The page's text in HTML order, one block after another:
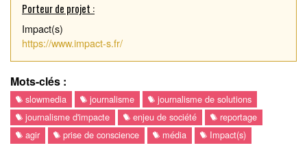
Porteur de projet :
Impact(s)
https://www.impact-s.fr/
Mots-clés :
slowmedia journalisme
journalisme de solutions
journalisme d'impacte
enjeu de société
reportage
agir
prise de conscience média Impact(s)